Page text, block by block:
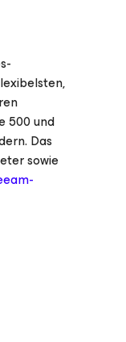
500 und
Das
sowie